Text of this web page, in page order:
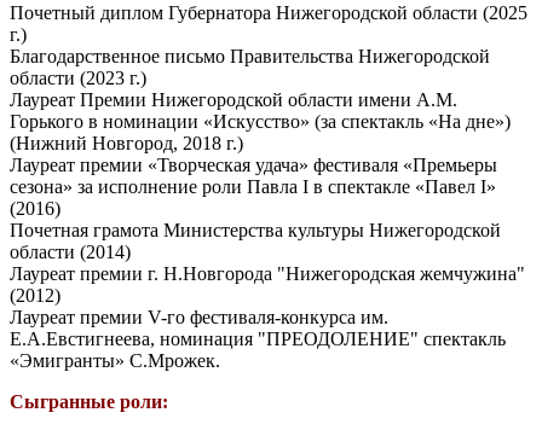
Почетный диплом Губернатора Нижегородской области (2025
г.)
Благодарственное письмо Правительства Нижегородской
области (2023 г.)
Лауреат Премии Нижегородской области имени А.М.
Горького в номинации «Искусство» (за спектакль «На дне»)
(Нижний Новгород, 2018 г.)
Лауреат премии «Творческая удача» фестиваля «Премьеры
сезона» за исполнение роли Павла I в спектакле «Павел I»
(2016)
Почетная грамота Министерства культуры Нижегородской
области (2014)
Лауреат премии г. Н.Новгорода "Нижегородская жемчужина"
(2012)
Лауреат премии V-го фестиваля-конкурса им.
Е.А.Евстигнеева, номинация "ПРЕОДОЛЕНИЕ" спектакль
«Эмигранты» С.Мрожек.
Сыгранные роли: